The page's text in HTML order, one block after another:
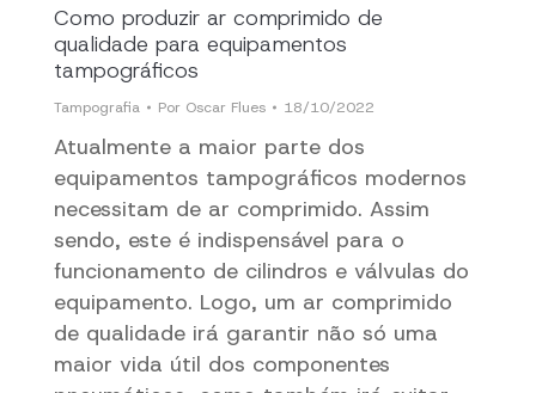
Como produzir ar comprimido de
qualidade para equipamentos
tampográficos
Tampografia Por Oscar Flues 18/10/2022
Atualmente a maior parte dos
equipamentos tampográficos modernos
necessitam de ar comprimido. Assim
sendo, este é indispensável para o
funcionamento de cilindros e válvulas do
equipamento. Logo, um ar comprimido
de qualidade irá garantir não só uma
maior vida útil dos componentes